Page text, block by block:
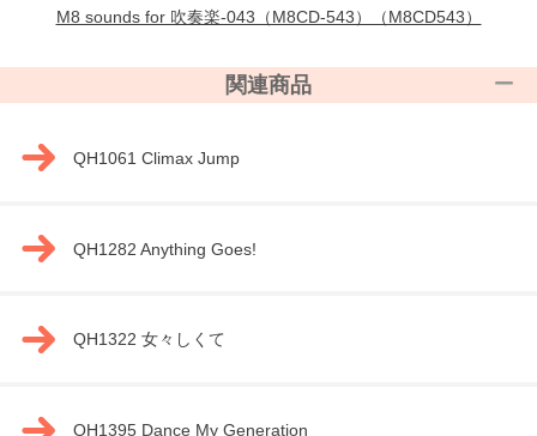
M8 sounds for 吹奏楽-043（M8CD-543）（M8CD543）
関連商品
QH1061 Climax Jump
QH1282 Anything Goes!
QH1322 女々しくて
QH1395 Dance My Generation